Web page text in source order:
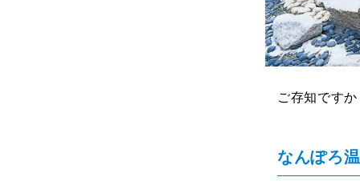
ご存知です
なんぽろ